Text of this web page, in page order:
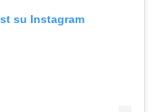
su Instagram